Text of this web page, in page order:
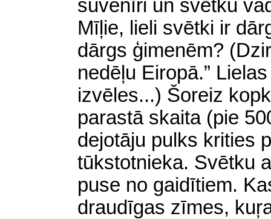
suvenīri un svētku
Mīļie, lieli svētki ir
dārgs ģimenēm?
nedēļu Eiropā.”
izvēles...) Šoreiz
parastā skaita (pie
dejotāju pulks krities
tūkstotnieka. Svētku
puse no gaidītiem.
draudīgas zīmes,